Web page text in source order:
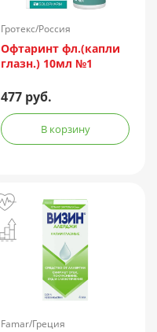
Гротекс/Россия
Офтаринт фл.(капли
глазн.) 10мл №1
477 руб.
В корзину
Famar/Греция